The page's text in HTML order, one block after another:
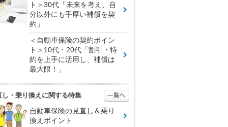
ト＞30代「未来を考え、自
分以外にも手厚い補償を契
約」
＜自動車保険の契約ポイン
ト＞10代・20代「割引・特
約を上手に活用し、補償は
最大限！」
し・乗り換えに関する特集
自動車保険の見直し＆乗り
換えポイント